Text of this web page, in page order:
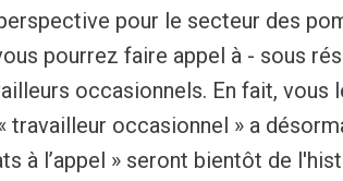
pour le secteur des
pourrez faire appel à - sous
occasionnels. En fait, vous
travailleur occasionnel » a
à l’appel » seront bientôt de